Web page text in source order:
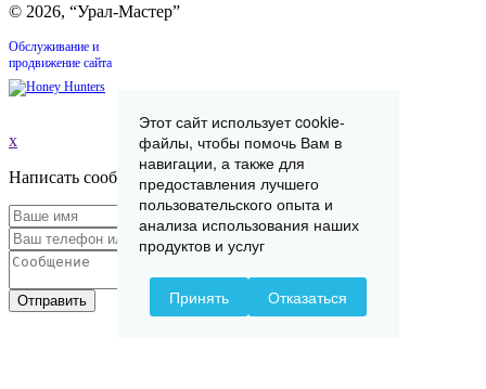
© 2026, “Урал-Мастер”
Обслуживание и
продвижение сайта
x
Написать сообщение
Отправить
Этот сайт использует cookie-
файлы, чтобы помочь Вам в
навигации, а также для
предоставления лучшего
пользовательского опыта и
анализа использования наших
продуктов и услуг
Принять Отказаться